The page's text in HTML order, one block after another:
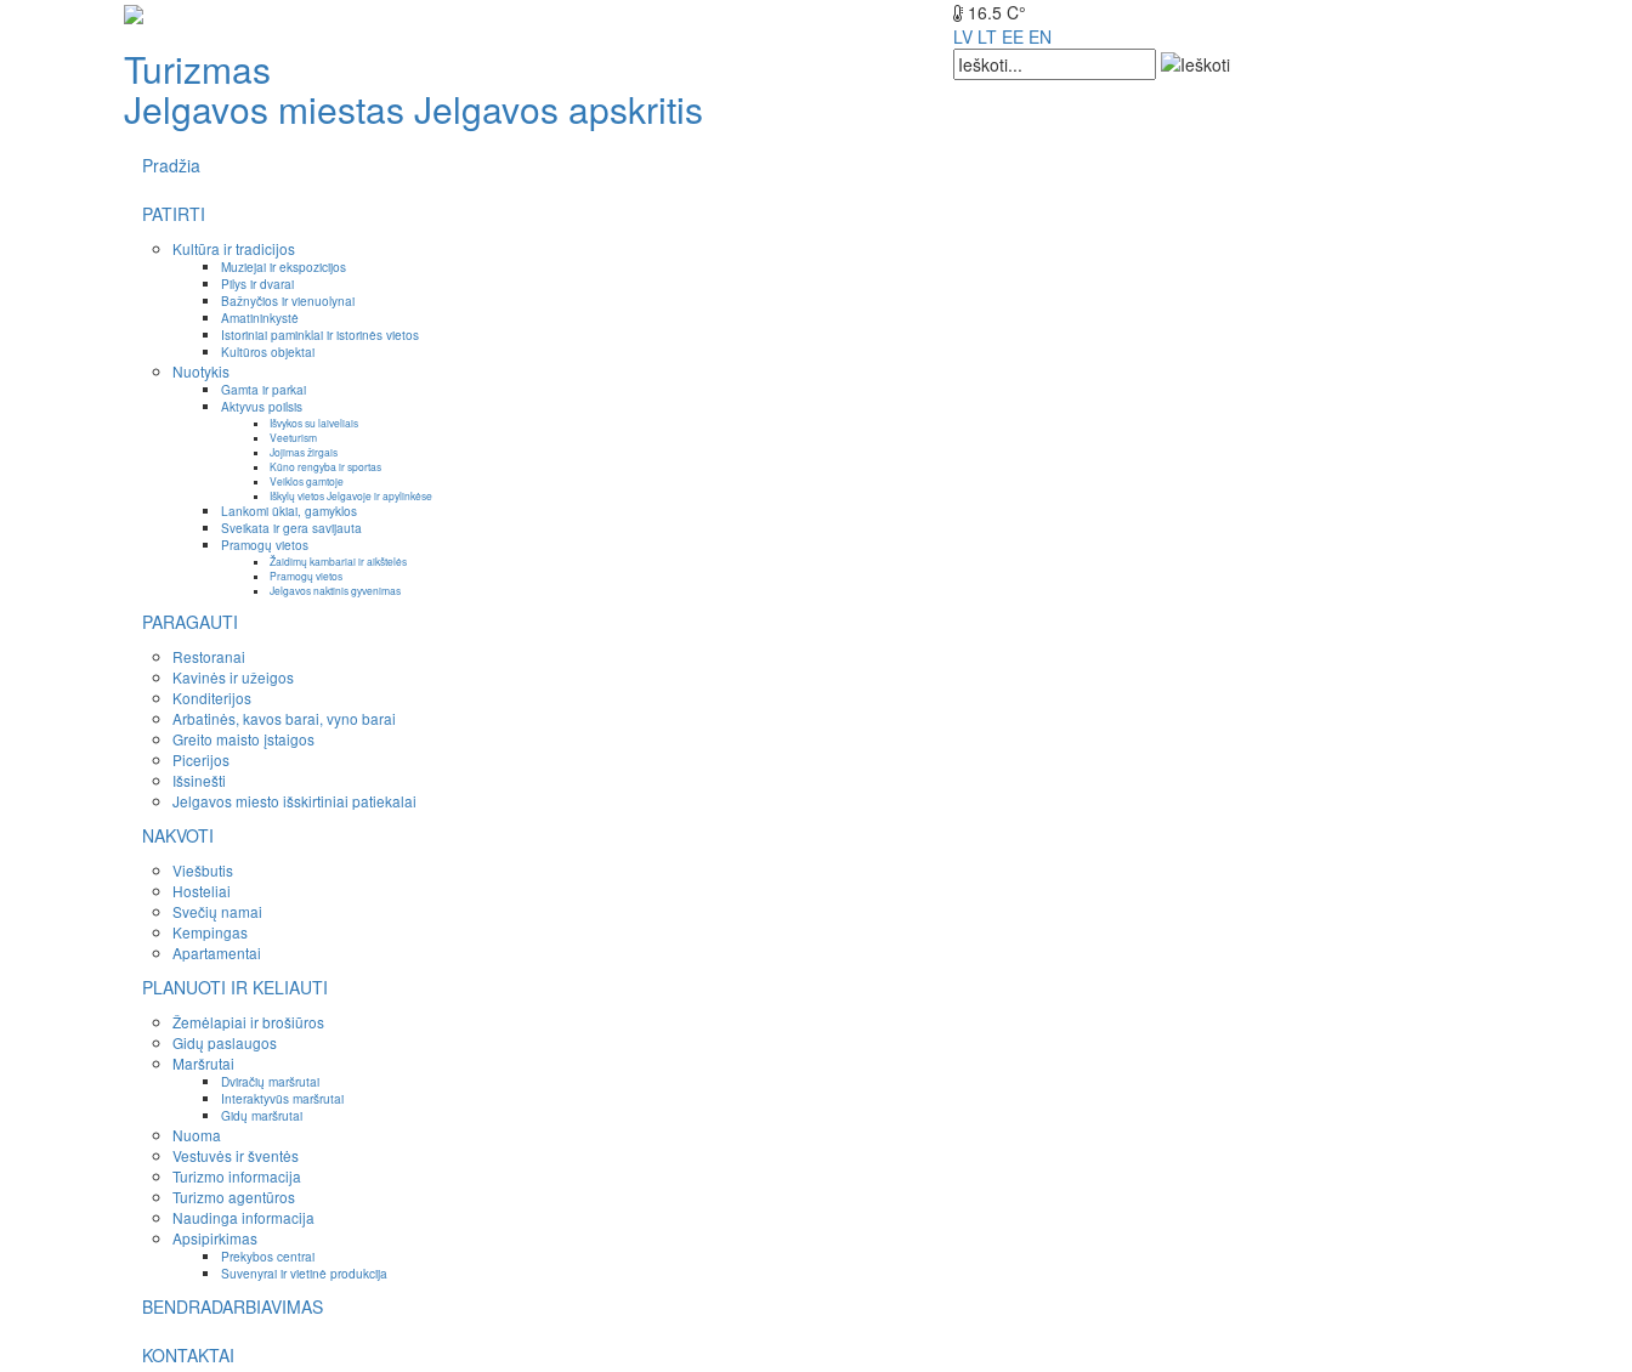
Turizmas
Jelgavos miestas Jelgavos apskritis
16.5 C°
LV LT EE EN
Pradžia
PATIRTI
Kultūra ir tradicijos
Muziejai ir ekspozicijos
Pilys ir dvarai
Bažnyčios ir vienuolynai
Amatininkystė
Istoriniai paminklai ir istorinės vietos
Kultūros objektai
Nuotykis
Gamta ir parkai
Aktyvus poilsis
Išvykos su laiveliais
Veeturism
Jojimas žirgais
Kūno rengyba ir sportas
Veiklos gamtoje
Iškylų vietos Jelgavoje ir apylinkėse
Lankomi ūkiai, gamyklos
Sveikata ir gera savijauta
Pramogų vietos
Žaidimų kambariai ir aikštelės
Pramogų vietos
Jelgavos naktinis gyvenimas
PARAGAUTI
Restoranai
Kavinės ir užeigos
Konditerijos
Arbatinės, kavos barai, vyno barai
Greito maisto įstaigos
Picerijos
Išsinešti
Jelgavos miesto išskirtiniai patiekalai
NAKVOTI
Viešbutis
Hosteliai
Svečių namai
Kempingas
Apartamentai
PLANUOTI IR KELIAUTI
Žemėlapiai ir brošiūros
Gidų paslaugos
Maršrutai
Dviračių maršrutai
Interaktyvūs maršrutai
Gidų maršrutai
Nuoma
Vestuvės ir šventės
Turizmo informacija
Turizmo agentūros
Naudinga informacija
Apsipirkimas
Prekybos centrai
Suvenyrai ir vietinė produkcija
BENDRADARBIAVIMAS
KONTAKTAI